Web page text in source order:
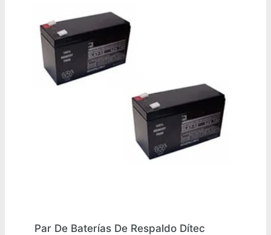
Par De Baterías De Respaldo Dítec